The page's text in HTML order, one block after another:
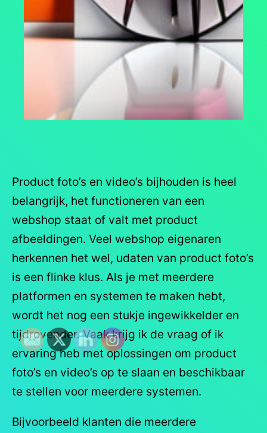
Product foto’s en video’s bijhouden is heel
belangrijk, het functioneren van een
webshop staat of valt met product
afbeeldingen. Veel webshop eigenaren
herkennen het wel, udaten van product foto’s
is een flinke klus. Als je met meerdere
platformen en systemen te maken hebt,
wordt het nog een stukje ingewikkelder en
tijdrovender. Vaak krijg ik de vraag of ik
ervaring heb met oplossingen om product
foto’s en video’s op te slaan en beschikbaar
te stellen voor meerdere systemen.
Bijvoorbeeld klanten die meerdere